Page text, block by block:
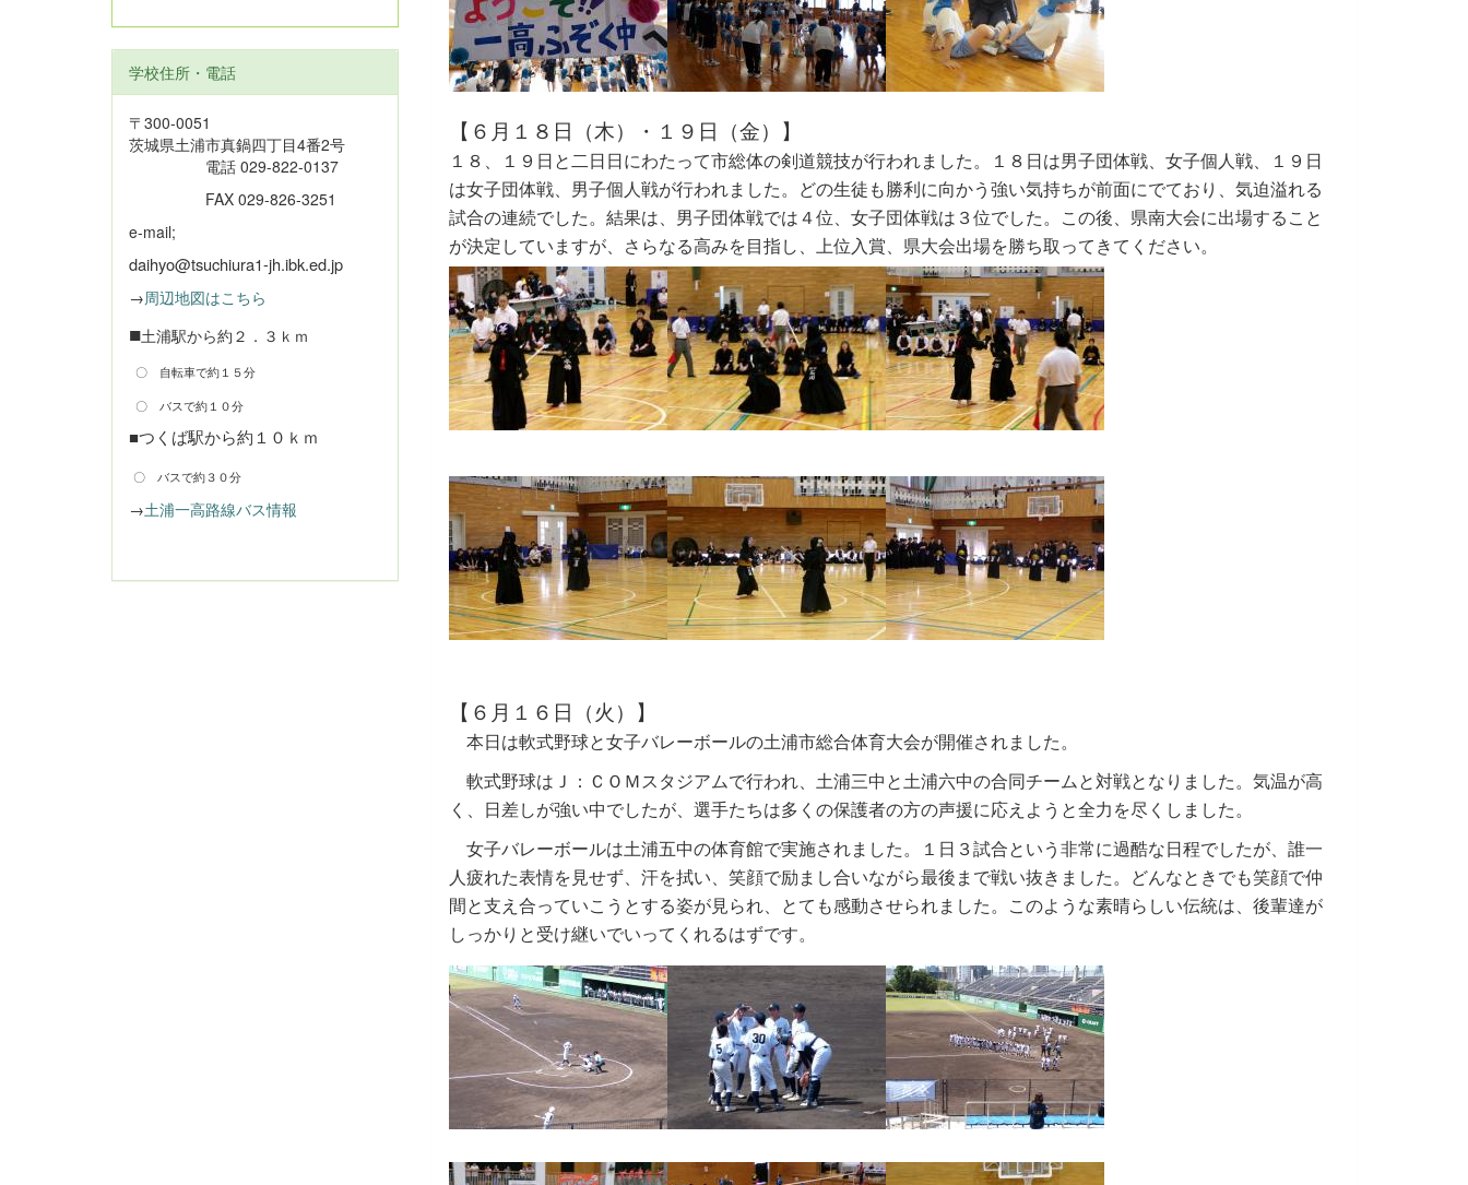
【６月１８日（木）・１９日（金）】
１８、１９日と二日日にわたって市総体の剣道競技が行われました。１８日は男子団体戦、女子個人戦、１９日
は女子団体戦、男子個人戦が行われました。どの生徒も勝利に向かう強い気持ちが前面にでており、気迫溢れる
試合の連続でした。結果は、男子団体戦では４位、女子団体戦は３位でした。この後、県南大会に出場すること
が決定していますが、
さらなる高みを目指し、上位入賞、県大会出場を勝ち取ってきてください。
【６月１６日（火）】
本日は軟式野球と女子バレーボールの土浦市総合体育大会が開催されました。
軟式野球は Ｊ：ＣＯＭスタジアムで行われ、土浦三中と土浦六中の合同チームと対戦となりました。 気温が高
く、日差しが強い中でしたが、選手たちは多くの保護者の方の声援に応えようと全力を尽くしました。
女子バレーボールは土浦五中の体育館で実施されました。１日３試合という非常に過酷な日程でしたが、誰一
人疲れた表情を見せず、汗を拭い、笑顔で励まし合いながら最後まで戦い抜きました。どんなときでも笑顔で仲
間と支え合っていこうとする姿が見られ、とても感動させられました。このような素晴らしい伝統は、後輩達が
しっかりと受け継いでいってくれるはずです。
学校住所・電話
〒300-0051
茨城県土浦市真鍋四丁目4番2号
電話 029-822-0137
FAX 029-826-3251
e-mail;
daihyo@tsuchiura1-jh.ibk.ed.jp
→周辺地図はこちら
■土浦駅から約２．３ｋｍ
〇 自転車で約１５分
〇 バスで約１０分
■つくば駅から約１０ｋｍ
〇 バスで約３０分
→土浦一高路線バス情報